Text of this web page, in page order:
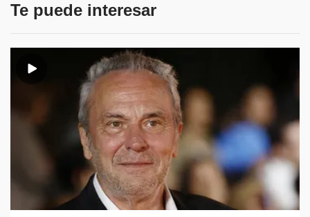
Te puede interesar